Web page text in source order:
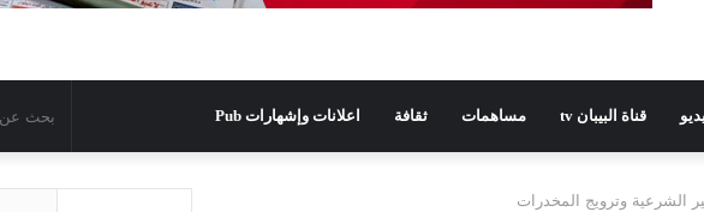
قناة البيبان tv مساهمات ثقافة اعلانات وإشهارات Pub
الشرعية وترويج المخدرات